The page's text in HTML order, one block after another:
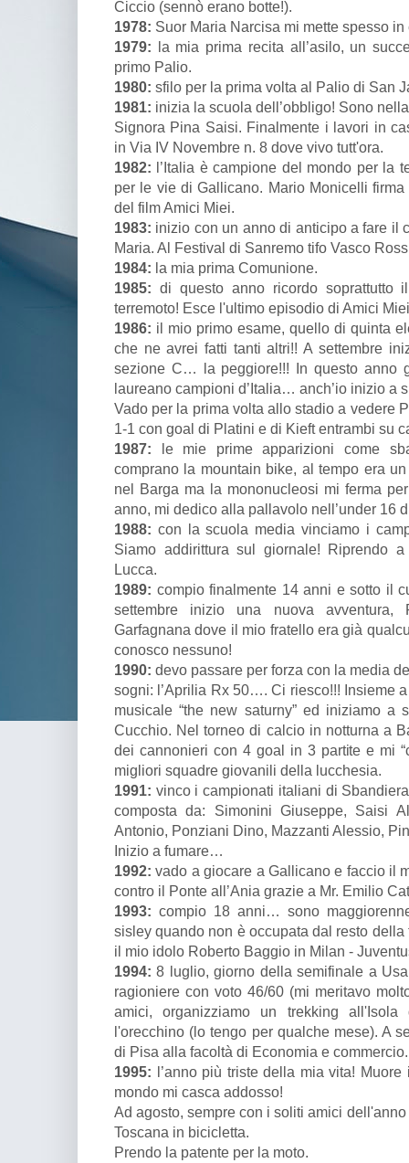
Ciccio (sennò erano botte!).
1978: Suor Maria Narcisa mi mette spesso
1979: la mia prima recita all’asilo, un
primo Palio.
1980: sfilo per la prima volta al Palio di San
1981: inizia la scuola dell’obbligo! Sono
Signora Pina Saisi. Finalmente i lavori in
in Via IV Novembre n. 8 dove vivo tutt'ora.
1982: l’Italia è campione del mondo per la
per le vie di Gallicano. Mario Monicelli
del film Amici Miei.
1983: inizio con un anno di anticipo a fare il
Maria. Al Festival di Sanremo tifo Vasco
1984: la mia prima Comunione.
1985: di questo anno ricordo soprattutto
terremoto! Esce l'ultimo episodio di Amici
1986: il mio primo esame, quello di quinta
che ne avrei fatti tanti altri!! A settembre
sezione C… la peggiore!!! In questo anno
laureano campioni d’Italia… anch’io inizio a
Vado per la prima volta allo stadio a vedere
1-1 con goal di Platini e di Kieft entrambi su
1987: le mie prime apparizioni come
comprano la mountain bike, al tempo era
nel Barga ma la mononucleosi mi ferma
anno, mi dedico alla pallavolo nell’under 16
1988: con la scuola media vinciamo i
Siamo addirittura sul giornale! Riprendo
Lucca.
1989: compio finalmente 14 anni e sotto il
settembre inizio una nuova avventura,
Garfagnana dove il mio fratello era già
conosco nessuno!
1990: devo passare per forza con la media
sogni: l’Aprilia Rx 50…. Ci riesco!!! Insieme
musicale “the new saturny” ed iniziamo a
Cucchio. Nel torneo di calcio in notturna a
dei cannonieri con 4 goal in 3 partite e mi
migliori squadre giovanili della lucchesia.
1991: vinco i campionati italiani di
composta da: Simonini Giuseppe, Saisi
Antonio, Ponziani Dino, Mazzanti Alessio,
Inizio a fumare…
1992: vado a giocare a Gallicano e faccio il
contro il Ponte all’Ania grazie a Mr. Emilio
1993: compio 18 anni… sono
sisley quando non è occupata dal resto
il mio idolo Roberto Baggio in Milan -
1994: 8 luglio, giorno della semifinale a
ragioniere con voto 46/60 (mi meritavo
amici, organizziamo un trekking
l'orecchino (lo tengo per qualche mese). A
di Pisa alla facoltà di Economia e commercio.
1995: l’anno più triste della mia vita!
mondo mi casca addosso!
Ad agosto, sempre con i soliti amici
Toscana in bicicletta.
Prendo la patente per la moto.